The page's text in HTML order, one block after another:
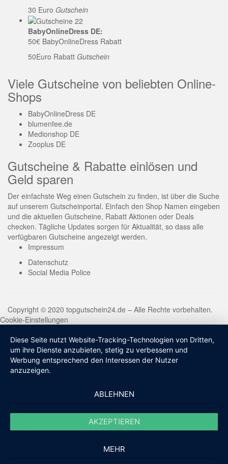
30 Euro Gutschein
BabyOnlineDress DE:
50€ BabyOnlineDress Rabatt
50Euro Rabatt Gutschein
Viele Gutscheine von beliebten Online-
Shops
BabyOnlineDress DE
blumenfee.de
Medionshop DE
Zooplus DE
Gutscheine & Rabatte einlösen und
Geld sparen
Der einfachste Weg einen Gutschein zu finden, ist über die Suche
auf unserem Gutscheinportal. Einfach den Shop Namen eingeben
und die aktuellen Gutscheine, Rabatt Aktionen oder Deals
checken. Tägliche Updates sorgen für Aktualität, so dass alle
verfügbaren Gutscheine angezeigt werden.
Impressum
Datenschutz
Social Media Police
Copyright © 2020 topgutschein24.de – Alle Rechte vorbehalten.
Cookie-Einstellungen
Diese Seite nutzt Website-Tracking-Technologien von Dritten,
um ihre Dienste anzubieten, stetig zu verbessern und
Werbung entsprechend den Interessen der Nutzer
anzuzeigen.
ABLEHNEN
AKZEPTIEREN
MEHR